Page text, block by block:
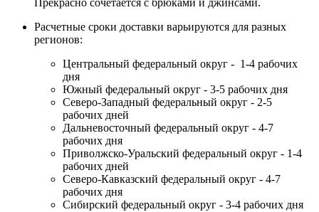
Прекрасно сочетается с брюками и джинсами.
Расчетные сроки доставки варьируются для разных
регионов:
Центральный федеральный округ - 1-4 рабочих
дня
Южный федеральный округ - 3-5 рабочих дня
Северо-Западный федеральный округ - 2-5
рабочих дней
Дальневосточный федеральный округ - 4-7
рабочих дня
Приволжско-Уральский федеральный округ - 1-4
рабочих дней
Северо-Кавказский федеральный округ - 4-7
рабочих дня
Сибирский федеральный округ - 3-4 рабочих дня